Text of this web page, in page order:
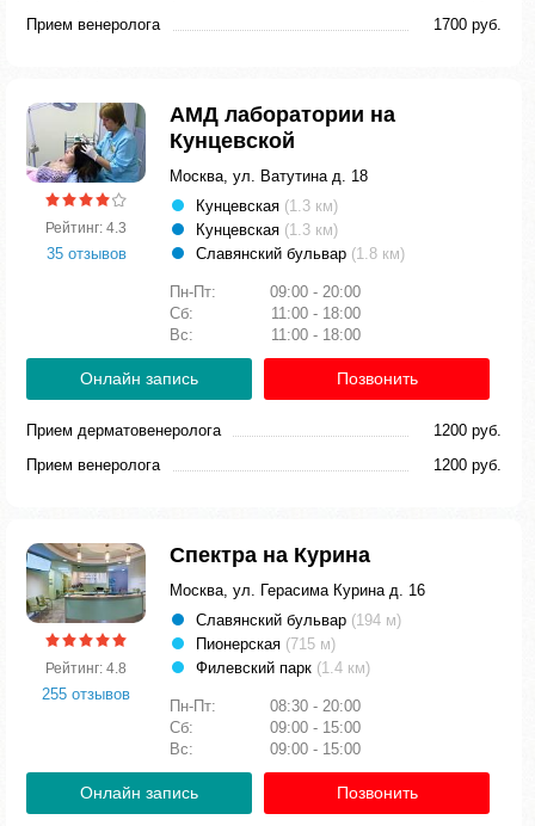
Прием венеролога
1700 руб.
Рейтинг: 4.3
35 отзывов
АМД лаборатории на
Кунцевской
Москва, ул. Ватутина д. 18
Кунцевская (1.3 км)
Кунцевская (1.3 км)
Славянский бульвар (1.8 км)
Пн-Пт:
09:00 - 20:00
Сб:
11:00 - 18:00
Вс:
11:00 - 18:00
Онлайн запись Позвонить
Прием дерматовенеролога
1200 руб.
Прием венеролога
1200 руб.
Рейтинг: 4.8
255 отзывов
Спектра на Курина
Москва, ул. Герасима Курина д. 16
Славянский бульвар (194 м)
Пионерская (715 м)
Филевский парк (1.4 км)
Пн-Пт:
08:30 - 20:00
Сб:
09:00 - 15:00
Вс:
09:00 - 15:00
Онлайн запись Позвонить